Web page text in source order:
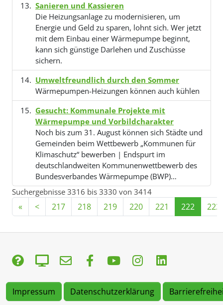
Sanieren und Kassieren
Die Heizungsanlage zu modernisieren, um
Energie und Geld zu sparen, lohnt sich. Wer jetzt
mit dem Einbau einer Wärmepumpe beginnt,
kann sich günstige Darlehen und Zuschüsse
sichern.
Umweltfreundlich durch den Sommer
Wärmepumpen-Heizungen können auch kühlen
Gesucht: Kommunale Projekte mit
Wärmepumpe und Vorbildcharakter
Noch bis zum 31. August können sich Städte und
Gemeinden beim Wettbewerb „Kommunen für
Klimaschutz“ bewerben | Endspurt im
deutschlandweiten Kommunenwettbewerb des
Bundesverbandes Wärmepumpe (BWP)…
Suchergebnisse 3316 bis 3330 von 3414
« < 217 218 219 220 221 222 223
Impressum Datenschutzerklärung